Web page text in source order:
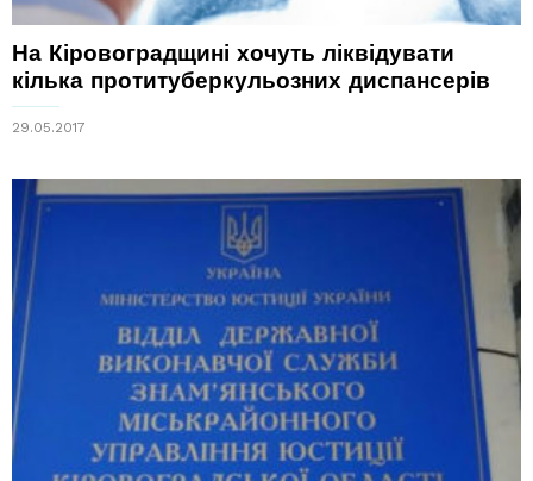
На Кіровоградщині хочуть ліквідувати
кілька протитуберкульозних диспансерів
29.05.2017